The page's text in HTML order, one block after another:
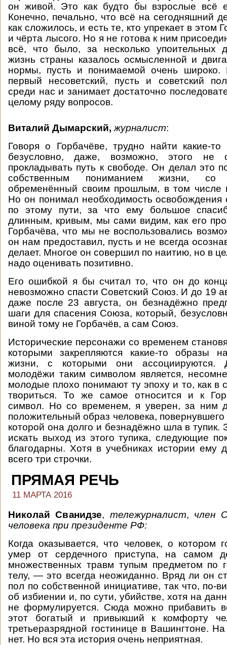
он живой. Это как будто бы взрослые
Конечно, печально, что всё на сегодняшний
как сложилось, и есть те, кто упрекает в этом
и чёрта лысого. Но я не готова к ним
всё, что было, за несколько упоительных
жизнь страны казалось осмысленной и
нормы, пусть и понимаемой очень широко.
первый несоветский, пусть и советский
среди нас и занимает достаточно
целому ряду вопросов.
Виталий Дымарский, журналист:
Говоря о Горбачёве, трудно найти какие-
безусловно, даже, возможно, этого не
прокладывать путь к свободе. Он делал это
собственным пониманием жизни, со
обременённый своим прошлым, в том числе
Но он понимал необходимость
по этому пути, за что ему большое
длинным, кривым, мы сами видим, как его
Горбачёва, что мы не воспользовались
он нам предоставил, пусть и не всегда
делает. Многое он совершил по наитию, но в
надо оценивать позитивно.
Его ошибкой я бы считал то, что он до
невозможно спасти Советский Союз. И до 19
даже после 23 августа, он безнадёжно
шаги для спасения Союза, который,
виной тому не Горбачёв, а сам Союз.
Исторические персонажи со временем
которыми закрепляются какие-то образы
жизни, с которыми они ассоциируются.
молодёжи таким символом является,
молодые плохо понимают ту эпоху и то, как в
твориться. То же самое относится и к
символ. Но со временем, я уверен, за ним
положительный образ человека,
которой она долго и безнадёжно шла в тупик.
искать выход из этого тупика, следующие
благодарны. Хотя в учебниках истории ему
всего три строчки.
ПРЯМАЯ РЕЧЬ
11 МАРТА 2016
Николай Сванидзе, тележурналист, член
человека при президенте РФ:
Когда оказывается, что человек, о котором
умер от сердечного приступа, на самом
множественных травм тупым предметом по
телу, — это всегда неожиданно. Вряд ли он
пол по собственной инициативе, так что, по-
об избиении и, по сути, убийстве, хотя на
не формулируется. Сюда можно прибавить
этот богатый и привыкший к комфорту
третьеразрядной гостинице в Вашингтоне. На
нет. Но вся эта история очень неприятная.